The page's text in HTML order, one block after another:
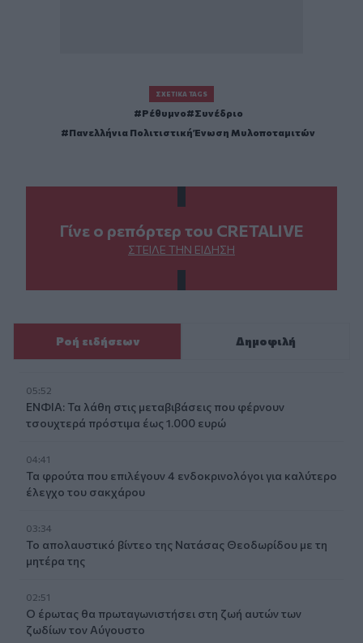
ΣΧΕΤΙΚΆ TAGS
Ρέθυμνο
Συνέδριο
Πανελλήνια Πολιτιστική Ένωση Μυλοποταμιτών
Γίνε ο ρεπόρτερ του CRETALIVE
ΣΤΕΊΛΕ ΤΗΝ ΕΊΔΗΣΗ
Ροή ειδήσεων Δημοφιλή
05:52
ΕΝΦΙΑ: Τα λάθη στις μεταβιβάσεις που φέρνουν
τσουχτερά πρόστιμα έως 1.000 ευρώ
04:41
Τα φρούτα που επιλέγουν 4 ενδοκρινολόγοι για καλύτερο
έλεγχο του σακχάρου
03:34
Το απολαυστικό βίντεο της Νατάσας Θεοδωρίδου με τη
μητέρα της
02:51
Ο έρωτας θα πρωταγωνιστήσει στη ζωή αυτών των
ζωδίων τον Αύγουστο